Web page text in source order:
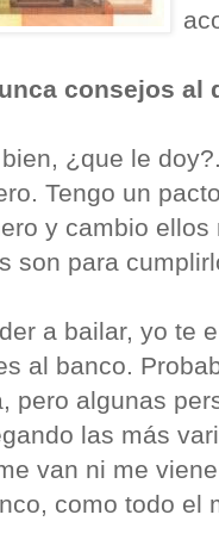
consejos al
¿que le
Tengo un
y cambio
son para
a bailar, yo te
al banco.
pero algunas
las más
van ni me
como todo el